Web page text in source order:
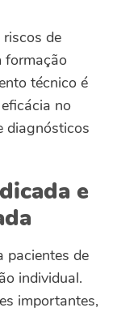
de
formação
técnico é
no
diagnósticos
e
pacientes de
individual.
importantes,